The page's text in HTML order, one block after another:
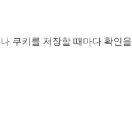
쿠키를 저장할 때마다 확인을